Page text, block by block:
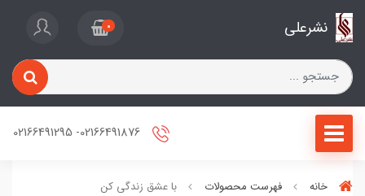
نشرعلی 0
خانه فهرست محصولات با عشق زندگی کن